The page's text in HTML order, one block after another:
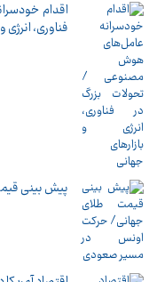
اقدام
فناوری، انرژی
پیش بینی